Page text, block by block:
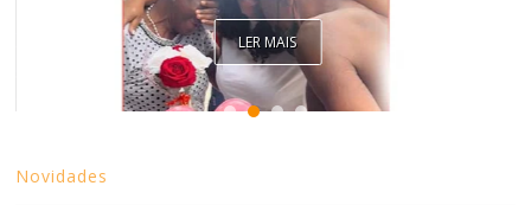
LER MAIS
Novidades